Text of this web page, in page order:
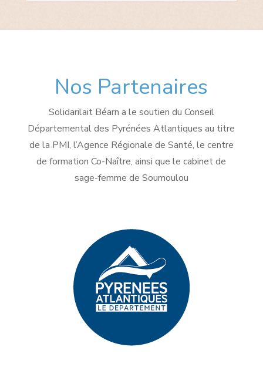
Nos Partenaires
Solidarilait Béarn a le soutien du Conseil
Départemental des Pyrénées Atlantiques au titre
de la PMI, l’Agence Régionale de Santé, le centre
de formation Co-Naître, ainsi que le cabinet de
sage-femme de Soumoulou